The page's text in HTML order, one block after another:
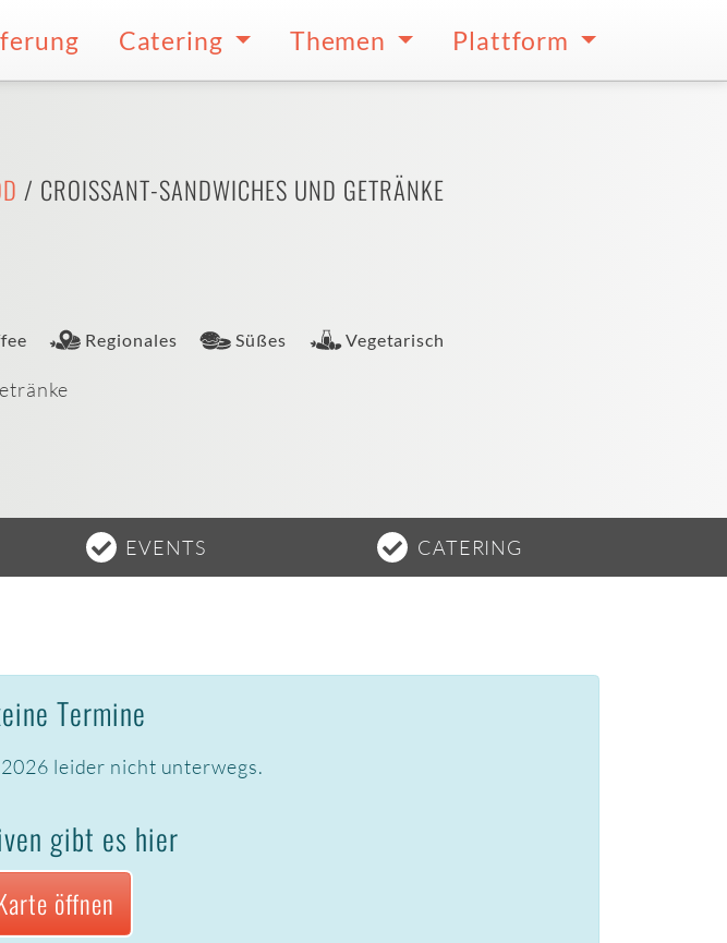
Catering Themen Plattform
/ CROISSANT-SANDWICHES UND GETRÄNKE
Regionales Süßes Vegetarisch
EVENTS CATERING
Termine
leider nicht unterwegs.
gibt es hier
öffnen